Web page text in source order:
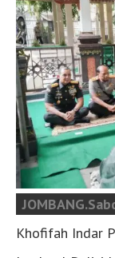
Khofifah Indar